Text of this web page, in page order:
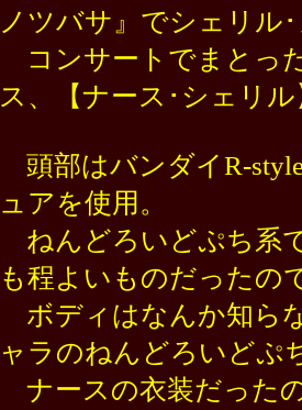
ノツバサ』でシェリル
コンサートでまとっ
ス、【ナース･シェリ
頭部はバンダイR-
ュアを使用。
ねんどろいどぷち系
も程よいものだったの
ボディはなんか知ら
ャラのねんどろいどぷ
ナースの衣装だった